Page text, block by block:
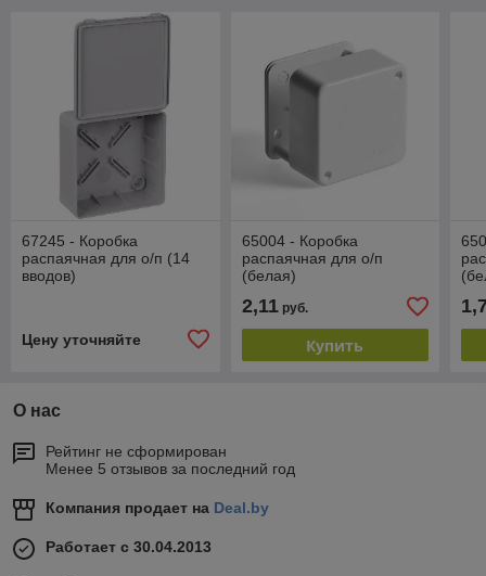
67245 - Коробка
распаячная для о/п (14
вводов)
Цену уточняйте
65004 - Коробка
распаячная для о/п
(белая)
2,11руб.
Купить
О нас
Рейтинг не сформирован
Менее 5 отзывов за последний год
Компания продает на Deal.by
Работает с 30.04.2013